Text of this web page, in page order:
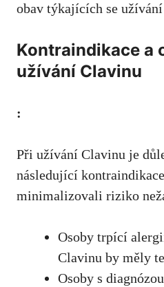
obav týkajících se
Kontraindikace a
užívání Clavinu
:
Při užívání Clavinu je
následující
minimalizovali riziko
Osoby trpící
Clavinu by měly
Osoby s